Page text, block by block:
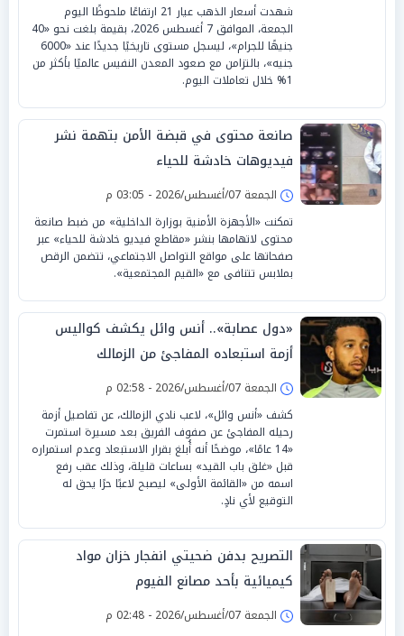
شهدت أسعار الذهب عيار 21 ارتفاعًا ملحوظًا اليوم
الجمعة، الموافق 7 أغسطس 2026، بقيمة بلغت نحو «40
جنيهًا للجرام»، ليسجل مستوى تاريخيًا جديدًا عند «6000
جنيه»، بالتزامن مع صعود المعدن النفيس عالميًا بأكثر من
1% خلال تعاملات اليوم.
صانعة محتوى في قبضة الأمن بتهمة نشر
فيديوهات خادشة للحياء
الجمعة 07/أغسطس/2026 - 03:05 م
تمكنت «الأجهزة الأمنية بوزارة الداخلية» من ضبط صانعة
محتوى لاتهامها بنشر «مقاطع فيديو خادشة للحياء» عبر
صفحاتها على مواقع التواصل الاجتماعي، تتضمن الرقص
بملابس تتنافى مع «القيم المجتمعية».
«دول عصابة».. أنس وائل يكشف كواليس
أزمة استبعاده المفاجئ من الزمالك
الجمعة 07/أغسطس/2026 - 02:58 م
كشف «أنس وائل»، لاعب نادي الزمالك، عن تفاصيل أزمة
رحيله المفاجئ عن صفوف الفريق بعد مسيرة استمرت
«14 عامًا»، موضحًا أنه أُبلغ بقرار الاستبعاد وعدم استمراره
قبل «غلق باب القيد» بساعات قليلة، وذلك عقب رفع
اسمه من «القائمة الأولى» ليصبح لاعبًا حرًا يحق له
التوقيع لأي نادٍ.
التصريح بدفن ضحيتي انفجار خزان مواد
كيميائية بأحد مصانع الفيوم
الجمعة 07/أغسطس/2026 - 02:48 م